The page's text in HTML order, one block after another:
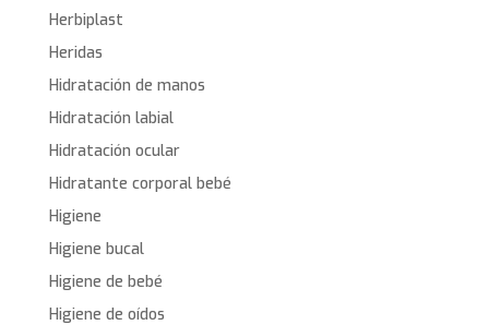
Herbiplast
Heridas
Hidratación de manos
Hidratación labial
Hidratación ocular
Hidratante corporal bebé
Higiene
Higiene bucal
Higiene de bebé
Higiene de oídos